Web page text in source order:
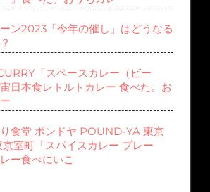
ン2023「今年の催し」はどうなる
「スペースカレー（ビー
日本食レトルトカレー 食べた。お
食堂 ポンドヤ POUND-YA 東京
京室町「スパイスカレー プレー
ー食べにいこ